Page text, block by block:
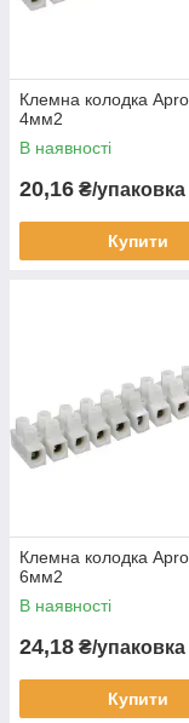
Клемна колодка
4мм2
В наявності
20,16 ₴/упаковка
Купити
Клемна колодка
6мм2
В наявності
24,18 ₴/упаковка
Купити